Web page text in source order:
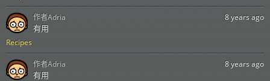
Recipes
8 years ago
有用
作者Adria
8 years ago
有用
作者Adria